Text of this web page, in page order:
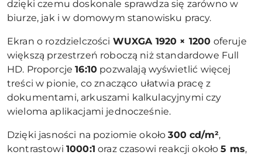
dzięki czemu doskonale sprawdza się zarówno w
biurze, jak i w domowym stanowisku pracy.
Ekran o rozdzielczości WUXGA 1920 × 1200 oferuje
większą przestrzeń roboczą niż standardowe Full
HD. Proporcje16:10 pozwalają wyświetlić więcej
treści w pionie, co znacząco ułatwia pracę z
dokumentami, arkuszami kalkulacyjnymi czy
wieloma aplikacjami jednocześnie.
Dzięki jasności na poziomie około300 cd/m²,
kontrastowi 1000:1 oraz czasowi reakcji około5 ms,